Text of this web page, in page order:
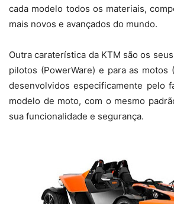
cada modelo todos os materiais,
mais novos e avançados do mundo.
Outra caraterística da KTM são os
pilotos (PowerWare) e para as motos
desenvolvidos especificamente pelo
modelo de moto, com o mesmo
sua funcionalidade e segurança.